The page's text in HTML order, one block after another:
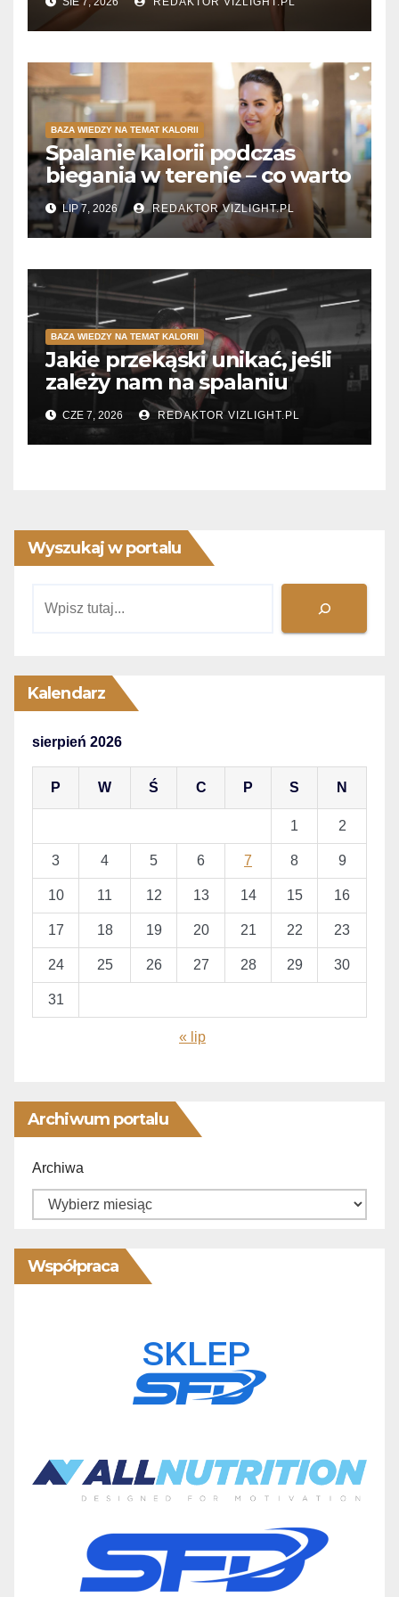
BAZA WIEDZY NA TEMAT KALORII
Spalanie kalorii podczas
biegania w terenie – co warto
wiedzieć?
LIP 7, 2026 REDAKTOR VIZLIGHT.PL
BAZA WIEDZY NA TEMAT KALORII
Jakie przekąski unikać, jeśli
zależy nam na spalaniu
kalorii?
CZE 7, 2026 REDAKTOR VIZLIGHT.PL
Wyszukaj w portalu
Szukaj
Kalendarz
sierpień 2026
P W Ś C P S N
1 2
3 4 5 6 7 8 9
10 11 12 13 14 15 16
17 18 19 20 21 22 23
24 25 26 27 28 29 30
31
« lip
Archiwum portalu
Archiwa
Współpraca